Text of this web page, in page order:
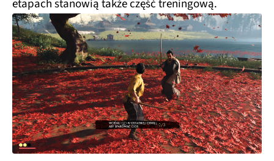
etapach stanowią także część treningową.